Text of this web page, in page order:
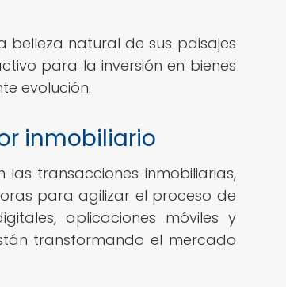
belleza natural de sus paisajes
para la inversión en bienes
evolución.
inmobiliario
transacciones inmobiliarias,
para agilizar el proceso de
aplicaciones móviles y
transformando el mercado